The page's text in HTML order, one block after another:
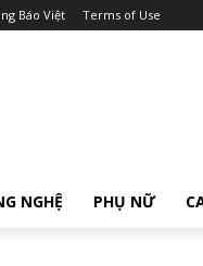
Báo Việt Terms of Use
NGHỆ PHỤ NỮ